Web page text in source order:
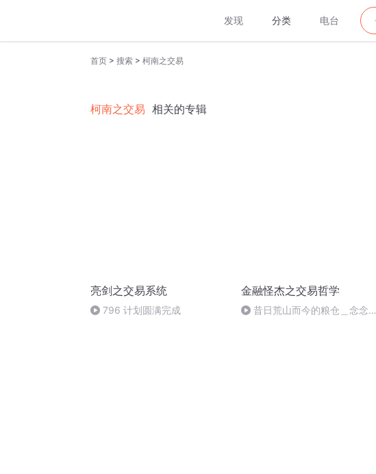
发现 分类 电台
首页 > 搜索 > 柯南之交易
柯南之交易 相关的专辑
亮剑之交易系统
796 计划圆满完成
金融怪杰之交易哲学
昔日荒山而今的粮仓＿念念不